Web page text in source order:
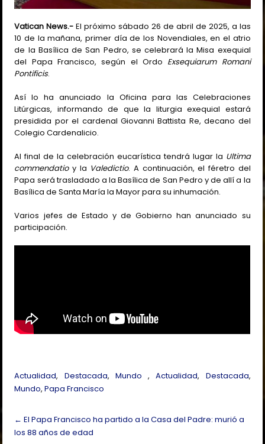
Vatican News.-El próximo sábado 26 de abril de 2025, a las
10 de la mañana, primer día de los Novendiales, en el atrio
de la Basílica de San Pedro, se celebrará la Misa exequial
del Papa Francisco, según el Ordo Exsequiarum Romani
Pontificis.
Así lo ha anunciado la Oficina para las Celebraciones
Litúrgicas, informando de que la liturgia exequial estará
presidida por el cardenal Giovanni Battista Re, decano del
Colegio Cardenalicio.
Al final de la celebración eucarística tendrá lugar la Ultima
commendatioy la Valedictio. A continuación, el féretro del
Papa será trasladado a la Basílica de San Pedro y de allí a la
Basílica de Santa María la Mayor para su inhumación.
Varios jefes de Estado y de Gobierno han anunciado su
participación.
Actualidad, Destacada, Mundo ,Actualidad, Destacada,
Mundo,Papa Francisco
Post
navigation
← El Papa Francisco ha partido a la Casa del Padre: murió a
los 88 años de edad